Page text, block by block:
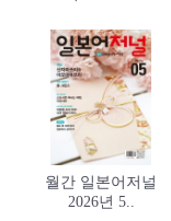
월간 일본어저널
2026년 5..